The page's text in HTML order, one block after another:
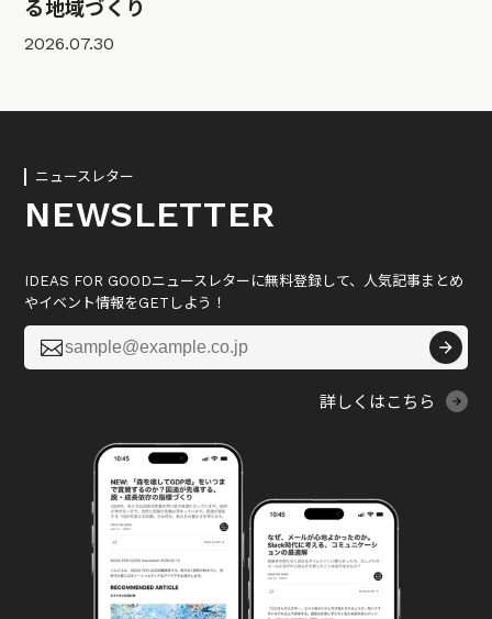
る地域づくり
2026.07.30
ニュースレター
NEWSLETTER
IDEAS FOR GOODニュースレターに無料登録して、人気記事まとめ
やイベント情報をGETしよう！

詳しくはこちら